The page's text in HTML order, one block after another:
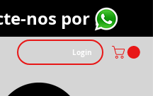
Login
nos por